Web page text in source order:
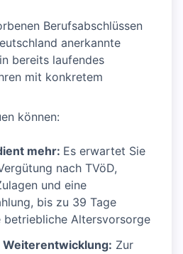
Berufsabschlüssen
anerkannte
bereits laufendes
mit konkretem
können:
mehr: Es erwartet Sie
nach TVöD,
und eine
bis zu 39 Tage
betriebliche Altersvorsorge
Zur